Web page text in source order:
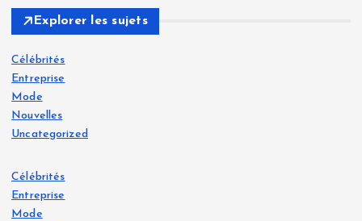
Explorer les sujets
Célébrités
Entreprise
Mode
Nouvelles
Uncategorized
Célébrités
Entreprise
Mode